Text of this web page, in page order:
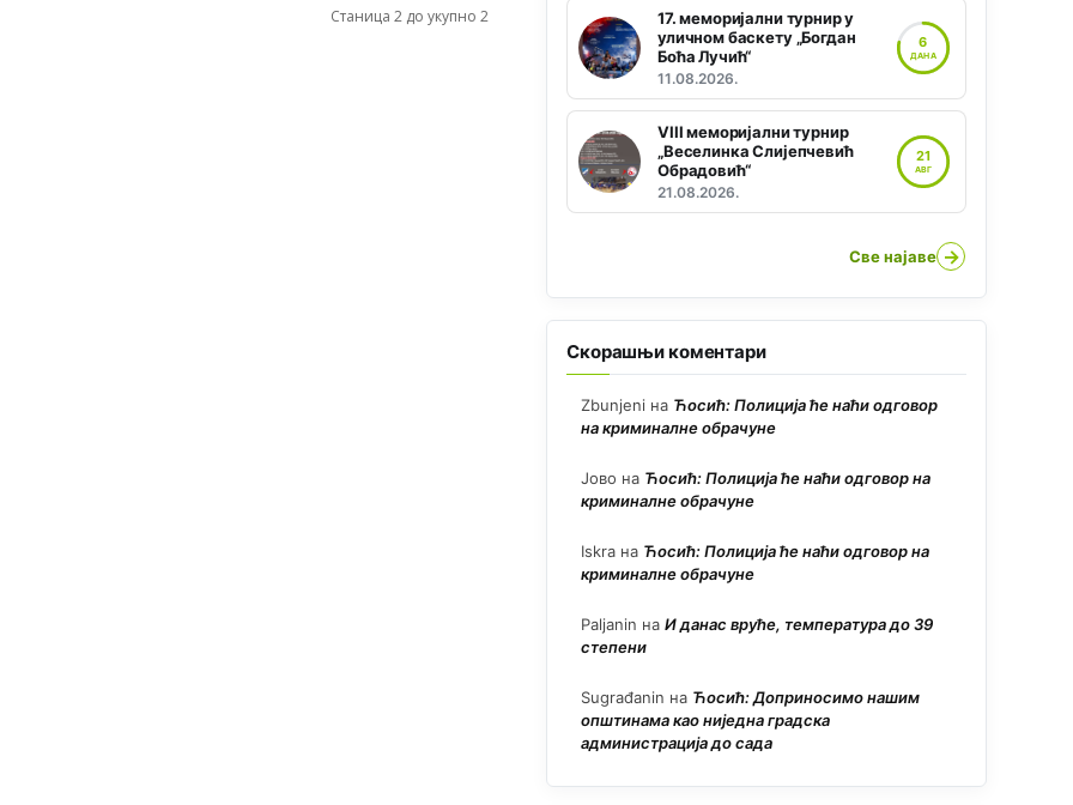
Станица 2 до укупно 2
17. меморијални турнир у
уличном баскету „Богдан
Боћа Лучић“
11.08.2026.
6
ДАНА
VIII меморијални турнир
„Веселинка Слијепчевић
Обрадовић“
21.08.2026.
21
АВГ
Све најаве →
Скорашњи коментари
Zbunjeni на Ћосић: Полиција ће наћи одговор
на криминалне обрачуне
Јово на Ћосић: Полиција ће наћи одговор на
криминалне обрачуне
Iskra на Ћосић: Полиција ће наћи одговор на
криминалне обрачуне
Paljanin на И данас вруће, температура до 39
степени
Sugrađanin на Ћосић: Доприносимо нашим
општинама као ниједна градска
администрација до сада